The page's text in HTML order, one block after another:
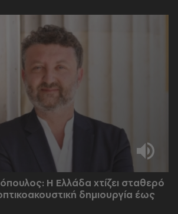
Η Ελλάδα χτίζει σταθερό
δημιουργία έως